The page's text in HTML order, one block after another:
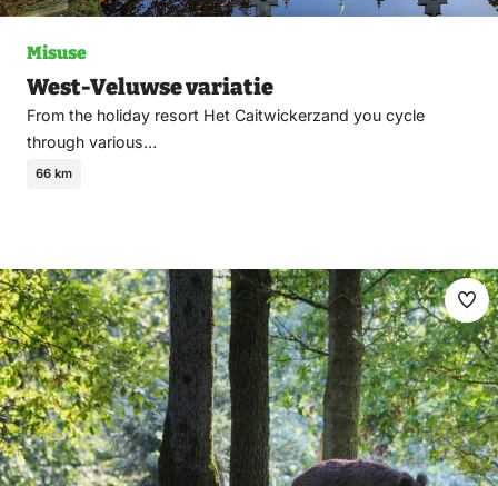
Misuse
West-Veluwse variatie
From the holiday resort Het Caitwickerzand you cycle
through various…
66 km